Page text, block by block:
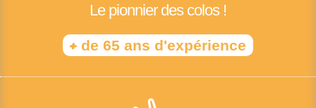
Le pionnier des colos !
+ de 65 ans d'expérience